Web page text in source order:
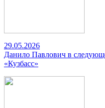
29.05.2026
Данило Павлович в
«Кузбасс»